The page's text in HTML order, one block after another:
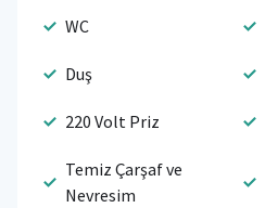
WC
Duş
220 Volt Priz
Temiz Çarşaf ve
Nevresim